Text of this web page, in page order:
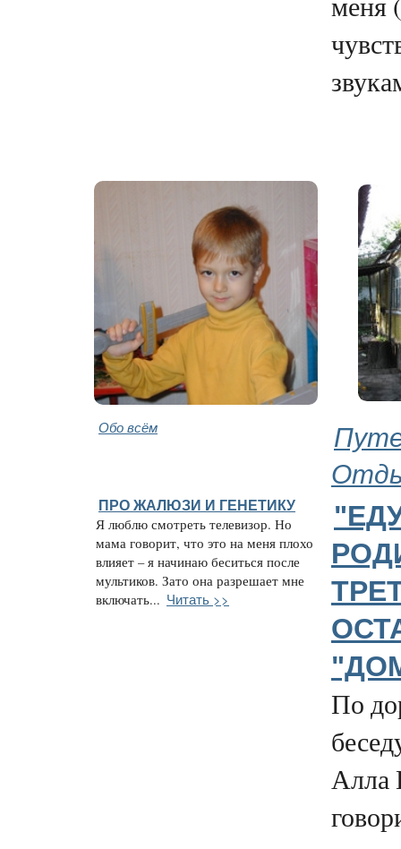
Обо всём
ПРО ЖАЛЮЗИ И ГЕНЕТИКУ
Я люблю смотреть телевизор. Но
мама говорит, что это на меня плохо
влияет – я начинаю беситься после
мультиков. Зато она разрешает мне
включать... Читать >>
По
Алла